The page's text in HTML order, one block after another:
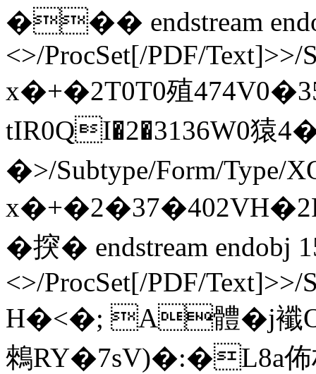
��� endstream
<>/ProcSet[/PDF/Text]>>/
x�+�2T0T0殖
tIR0QI�2�3136W0猿
�>/Subtype/Form/Type/
�揬� endstream endobj
<>/ProcSet[/PDF/Text]>>/
H�<�; A體�j襳O
鶆RY�7sV)�:�L8a佈